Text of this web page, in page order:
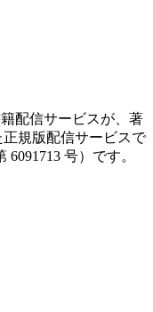
配信サービスが、著
規版配信サービスで
号）です。